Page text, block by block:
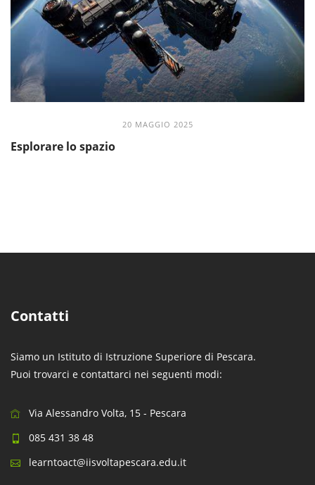
20 MAGGIO 2025
Esplorare lo spazio
Contatti
Siamo un Istituto di Istruzione Superiore di Pescara.
Puoi trovarci e contattarci nei seguenti modi:
Via Alessandro Volta, 15 - Pescara
085 431 38 48
learntoact@iisvoltapescara.edu.it